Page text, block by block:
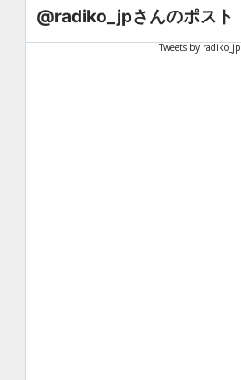
@radiko_jpさんのポスト
Tweets by radiko_jp